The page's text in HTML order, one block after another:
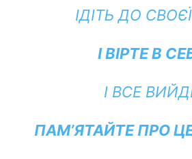
ІДІТЬ ДО
І ВІРТЕ В
І ВСЕ
ПАМ’ЯТАЙТЕ ПРО